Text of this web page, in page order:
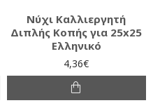
Νύχι Καλλιεργητή
Διπλής Κοπής για 25x25
Ελληνικό
4,36€